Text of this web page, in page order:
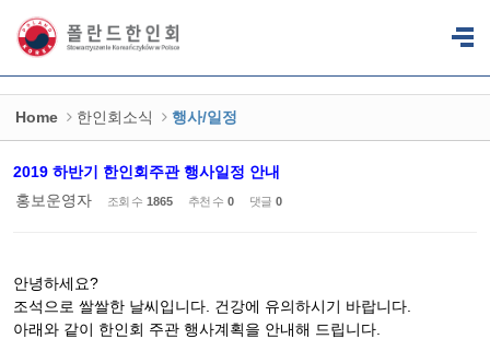
Home 한인회소식 행사/일정
2019 하반기 한인회주관 행사일정 안내
홍보운영자
조회 수 1865 추천 수 0 댓글 0
안녕하세요?
조석으로 쌀쌀한 날씨입니다. 건강에 유의하시기 바랍니다.
아래와 같이 한인회 주관 행사계획을 안내해 드립니다.